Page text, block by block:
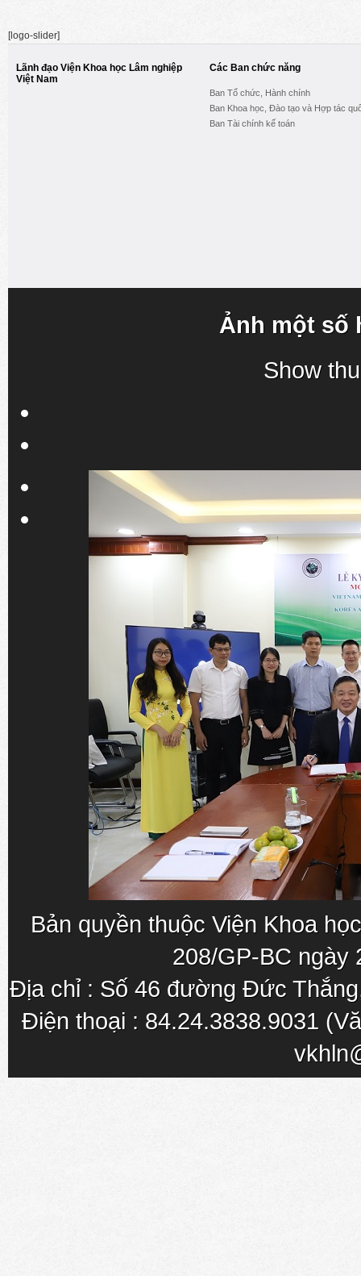
[logo-slider]
Lãnh đạo Viện Khoa học Lâm nghiệp
Việt Nam
Các Ban chức năng
Ban Tổ chức, Hành chính
Ban Khoa học, Đào tạo và Hợp tác
Ban Tài chính kế toán
Ảnh một số
Show
Bản quyền thuộc Viện Khoa
208/GP-BC ngày
Địa chỉ : Số 46 đường Đức
Điện thoại : 84.24.3838.9031